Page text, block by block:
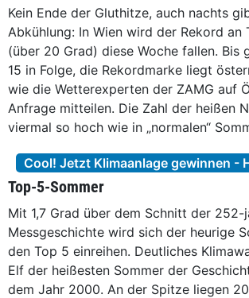
Kein Ende der Gluthitze, auch nachts
Abkühlung: In Wien wird der Rekord an
(über 20 Grad) diese Woche fallen. Bis
15 in Folge, die Rekordmarke liegt
wie die Wetterexperten der ZAMG auf
Anfrage mitteilen. Die Zahl der heißen
viermal so hoch wie in „normalen“
Cool! Jetzt Klimaanlage gewinnen -
Top-5-Sommer
Mit 1,7 Grad über dem Schnitt der 252-
Messgeschichte wird sich der heurige
den Top 5 einreihen. Deutliches
Elf der heißesten Sommer der
dem Jahr 2000. An der Spitze liegen